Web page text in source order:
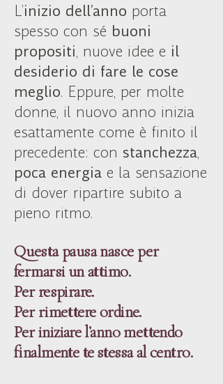
L’inizio dell’anno porta
spesso con sé buoni
propositi, nuove idee e il
desiderio di fare le cose
meglio. Eppure, per molte
donne, il nuovo anno inizia
esattamente come è finito il
precedente: con stanchezza,
poca energia e la sensazione
di dover ripartire subito a
pieno ritmo.
Questa pausa nasce per
fermarsi un attimo.
Per respirare.
Per rimettere ordine.
Per iniziare l’anno mettendo
finalmente te stessa al centro.